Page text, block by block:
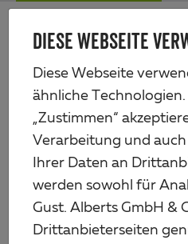
DIESE WEBSEITE
Diese Webseite
ähnliche
„Zustimmen“
Verarbeitung und
Ihrer Daten an
werden sowohl für
Gust. Alberts GmbH &
Drittanbieterseiten
Zum
Alberts
Produkte Eisenwaren
Bänder &
Ladenband, gerade, Abschluss